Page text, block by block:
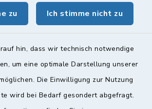
zu Ich stimme nicht zu
hin, dass wir technisch notwendige
um eine optimale Darstellung unserer
Die Einwilligung zur Nutzung
wird bei Bedarf gesondert abgefragt.